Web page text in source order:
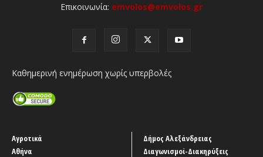
Επικοινωνία: emvolos@emvolos.gr
Καθημερινή ενημέρωση χωρίς υπερβολές
Αγροτικά
Αθήνα
Δήμος Αλεξάνδρειας
Διαγωνισμοί-Διακηρύξεις